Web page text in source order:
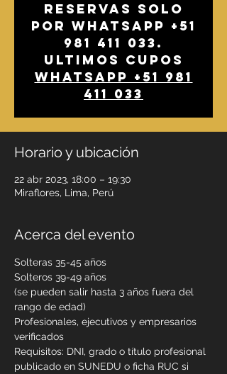
Reservas solo
por whatsapp +51
981 411 033.
Ultimos cupos
Whatsapp +51 981
411 033
Horario y ubicación
22 abr 2023, 18:00 – 19:30
Miraflores, Lima, Perú
Acerca del evento
Solteras 35-45 años
Solteros 39-49 años
(se pueden salir hasta 3 años fuera del
rango de edad)
Profesionales, ejecutivos y empresarios
verificados
Requisitos: DNI, grado o título profesional
publicado en SUNEDU o ficha RUC si